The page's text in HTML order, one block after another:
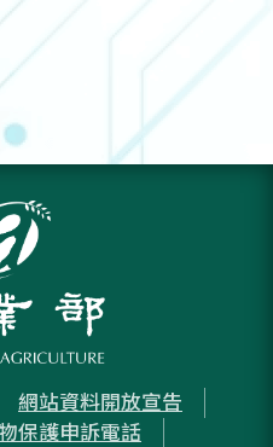
網站資料開放宣告
保護申訴電話